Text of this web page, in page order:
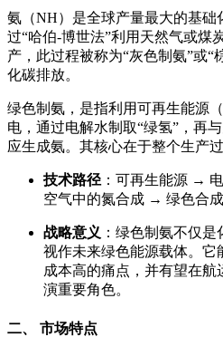
氨（NH）是全球产量最大的基础
过“哈伯-博世法”利用天然气或煤
产，此过程被称为“灰色制氨”或“
化碳排放。
绿色制氨，是指利用可再生能源
电，通过电解水制取“绿氢”，再
应生成氨。其核心在于整个生产
技术路径：可再生能源 →
空气中的氮合成 → 绿色合成
战略意义 ：绿色制氨不仅
视作未来绿色能源载体。它
成本高的痛点，并有望在
演重要角色。
二、 市场特点